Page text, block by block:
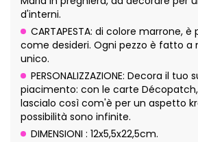
d'interni.
CARTAPESTA: di colore marrone, è
come desideri. Ogni pezzo è fatto a
unico.
PERSONALIZZAZIONE: Decora il tuo
piacimento: con le carte
lascialo così com'è per un aspetto
possibilità sono infinite.
DIMENSIONI : 12x5,5x22,5cm.